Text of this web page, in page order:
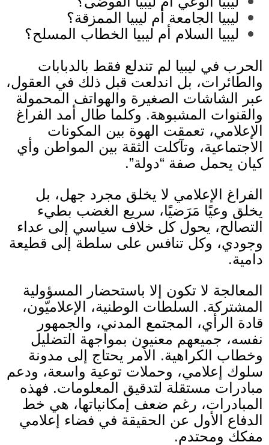
ليبيا الجامعة أم ليبيا الممزقة؟
ليبيا السلام أم ليبيا الخطاب المسلح؟
الحرب في ليبيا لم تندلع فقط بالدبابات
والطائرات، بل اندلعت قبل ذلك في العقول،
عبر الشاشات الصغيرة والهواتف المحمولة
والقنوات المشبوهة. وكلما طال أمد الفراغ
الإعلامي، تعمقت الهوة بين المكونات
الاجتماعية، وتآكلت الثقة بين المواطن وأي
كيان يحمل صفة “دولة”.
الفراغ الإعلامي لا يخلق مجرد جهل، بل
يخلق وعيًا مَرَضيًا، سريع الغضب بطيء
التصالح، يحول كل خلاف سياسي إلى عداء
وجودي، وكل تنافس على سلطة إلى قطيعة
دامية.
المعالجة لا تكون إلا باستحضار المسؤولية
المشتركة. السلطات الوطنية، الإعلاميّون،
قادة الرأي، المجتمع المدني، والجمهور
نفسه، جميعهم معنيون بمواجهة التضليل
وخطاب الكراهية. الأمر يحتاج إلى مدونة
سلوك إعلامي، وحملات توعية واسعة، ودعم
مبادرات مستقلة لتدقيق المعلومات. فهذه
المبادرات، رغم ضعف إمكانياتها، هي خط
الدفاع الأول عن الحقيقة في فضاء إعلامي
مفكك ومحتدم.